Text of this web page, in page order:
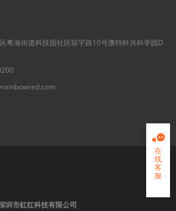
粤海街道科技园社区琼宇路10号澳特科兴科学园D

在
线
客
服
市虹红科技有限公司